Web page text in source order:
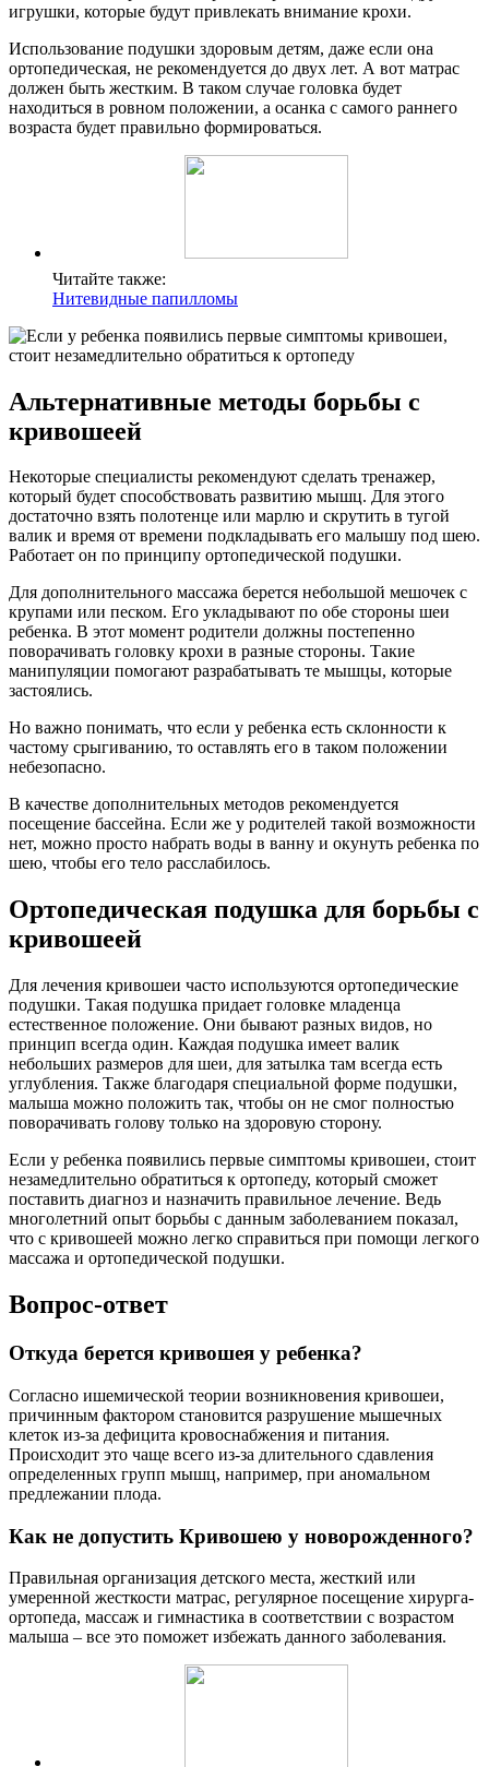
игрушки, которые будут привлекать внимание крохи.
Использование подушки здоровым детям, даже если она
ортопедическая, не рекомендуется до двух лет. А вот матрас
должен быть жестким. В таком случае головка будет
находиться в ровном положении, а осанка с самого раннего
возраста будет правильно формироваться.
Читайте также:
Нитевидные папилломы
Альтернативные методы борьбы с
кривошеей
Некоторые специалисты рекомендуют сделать тренажер,
который будет способствовать развитию мышц. Для этого
достаточно взять полотенце или марлю и скрутить в тугой
валик и время от времени подкладывать его малышу под шею.
Работает он по принципу ортопедической подушки.
Для дополнительного массажа берется небольшой мешочек с
крупами или песком. Его укладывают по обе стороны шеи
ребенка. В этот момент родители должны постепенно
поворачивать головку крохи в разные стороны. Такие
манипуляции помогают разрабатывать те мышцы, которые
застоялись.
Но важно понимать, что если у ребенка есть склонности к
частому срыгиванию, то оставлять его в таком положении
небезопасно.
В качестве дополнительных методов рекомендуется
посещение бассейна. Если же у родителей такой возможности
нет, можно просто набрать воды в ванну и окунуть ребенка по
шею, чтобы его тело расслабилось.
Ортопедическая подушка для борьбы с
кривошеей
Для лечения кривошеи часто используются ортопедические
подушки. Такая подушка придает головке младенца
естественное положение. Они бывают разных видов, но
принцип всегда один. Каждая подушка имеет валик
небольших размеров для шеи, для затылка там всегда есть
углубления. Также благодаря специальной форме подушки,
малыша можно положить так, чтобы он не смог полностью
поворачивать голову только на здоровую сторону.
Если у ребенка появились первые симптомы кривошеи, стоит
незамедлительно обратиться к ортопеду, который сможет
поставить диагноз и назначить правильное лечение. Ведь
многолетний опыт борьбы с данным заболеванием показал,
что с кривошеей можно легко справиться при помощи легкого
массажа и ортопедической подушки.
Вопрос-ответ
Откуда берется кривошея у ребенка?
Согласно ишемической теории возникновения кривошеи,
причинным фактором становится разрушение мышечных
клеток из-за дефицита кровоснабжения и питания.
Происходит это чаще всего из-за длительного сдавления
определенных групп мышц, например, при аномальном
предлежании плода.
Как не допустить Кривошею у новорожденного?
Правильная организация детского места, жесткий или
умеренной жесткости матрас, регулярное посещение хирурга-
ортопеда, массаж и гимнастика в соответствии с возрастом
малыша – все это поможет избежать данного заболевания.